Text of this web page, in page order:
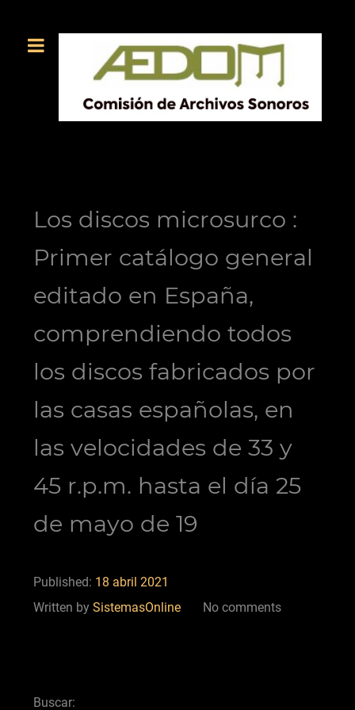
Los discos microsurco :
Primer catálogo general
editado en España,
comprendiendo todos
los discos fabricados por
las casas españolas, en
las velocidades de 33 y
45 r.p.m. hasta el día 25
de mayo de 19
Published: 18 abril 2021
Written by SistemasOnline No comments
Buscar: